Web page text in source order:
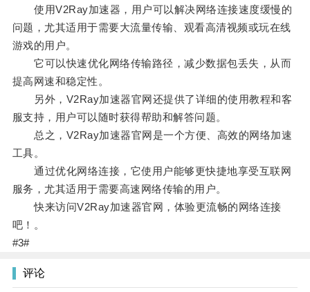
使用V2Ray加速器，用户可以解决网络连接速度缓慢的
问题，尤其适用于需要大流量传输、观看高清视频或玩在线
游戏的用户。
它可以快速优化网络传输路径，减少数据包丢失，从而
提高网速和稳定性。
另外，V2Ray加速器官网还提供了详细的使用教程和客
服支持，用户可以随时获得帮助和解答问题。
总之，V2Ray加速器官网是一个方便、高效的网络加速
工具。
通过优化网络连接，它使用户能够更快捷地享受互联网
服务，尤其适用于需要高速网络传输的用户。
快来访问V2Ray加速器官网，体验更流畅的网络连接
吧！。
#3#
评论